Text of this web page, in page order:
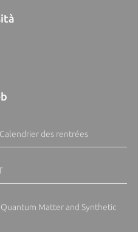
des rentrées
Matter and Synthetic